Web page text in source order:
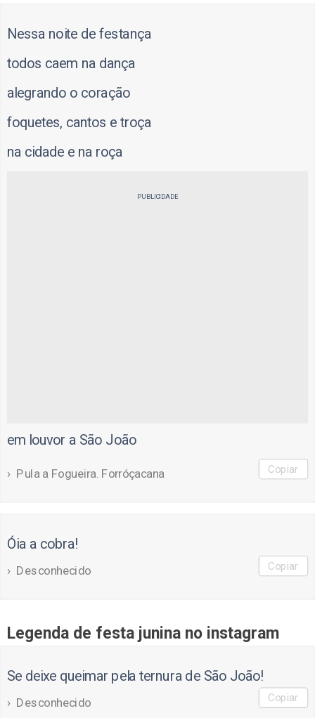
Nessa noite de festança
todos caem na dança
alegrando o coração
foquetes, cantos e troça
na cidade e na roça
PUBLICIDADE
em louvor a São João
Pula a Fogueira. Forróçacana Copiar
Óia a cobra!
Desconhecido Copiar
Legenda de festa junina no instagram
Se deixe queimar pela ternura de São João!
Desconhecido Copiar